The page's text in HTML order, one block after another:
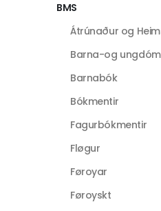
BMS
Átrúnaður og
Barna-og
Barnabók
Bókmentir
Fagurbókmentir
Fløgur
Føroyar
Føroyskt